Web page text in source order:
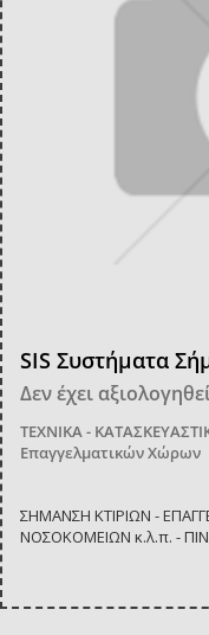
SIS Συστήματα
Δεν έχει
ΤΕΧΝΙΚΑ -
Επαγγελματικών Χώρων
ΣΗΜΑΝΣΗ ΚΤΙΡΙΩΝ -
ΝΟΣΟΚΟΜΕΙΩΝ κ.λ.π. -